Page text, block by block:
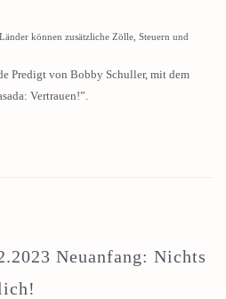
können zusätzliche Zölle, Steuern und
Predigt von Bobby Schuller, mit dem
Vertrauen!”.
Neuanfang: Nichts